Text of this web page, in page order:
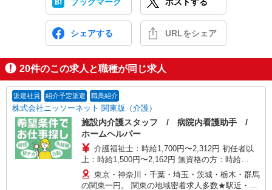
シェアする URLをシェア
20件のこの求人と職種が同じ求人
派遣社員 紹介予定派遣 職業紹介
株式会社ニッソーネット 関東版（介護）
施設内介護スタッフ / 病院内看護助手 /
ホームヘルパー
介護福祉士：時給1,700円〜2,312円 初任者以
上：時給1,500円〜2,162円 無資格の方：時給
1,350円〜1,925円 ※給与幅は勤務先による +交通
費、諸手当（勤務先による） +0円で介護資格が取
東京・神奈川・千葉・埼玉・茨城・栃木・群馬
の関東一円。 関東の地域密着求人多数★駅近・家